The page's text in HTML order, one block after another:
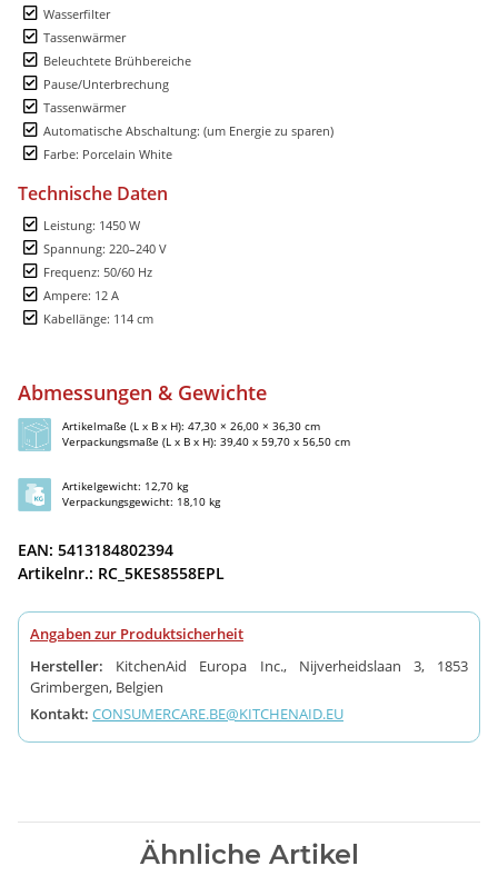
Wasserfilter
Tassenwärmer
Beleuchtete Brühbereiche
Pause/Unterbrechung
Tassenwärmer
Automatische Abschaltung: (um Energie zu sparen)
Farbe: Porcelain White
Technische Daten
Leistung: 1450 W
Spannung: 220–240 V
Frequenz: 50/60 Hz
Ampere: 12 A
Kabellänge: 114 cm
Abmessungen & Gewichte
Artikelmaße (L x B x H): 47,30 × 26,00 × 36,30 cm
Verpackungsmaße (L x B x H): 39,40 x 59,70 x 56,50 cm
Artikelgewicht: 12,70 kg
Verpackungsgewicht: 18,10 kg
EAN: 5413184802394
Artikelnr.: RC_5KES8558EPL
Angaben zur Produktsicherheit
Hersteller: KitchenAid Europa Inc., Nijverheidslaan 3, 1853
Grimbergen, Belgien
Kontakt: CONSUMERCARE.BE@KITCHENAID.EU
Ähnliche Artikel